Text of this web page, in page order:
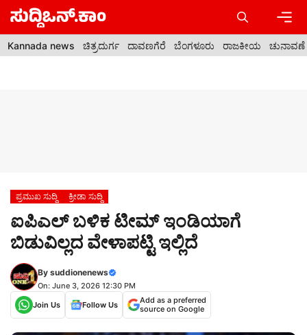
Skip
content
Kannada news ಚಿತ್ರದುರ್ಗ ದಾವಣಗೆರೆ ಬೆಂಗಳೂರು ರಾಜಕೀಯ ಚುನಾವಣೆ
ಪ್ರಮುಖ ಸುದ್ದಿ ಕ್ರೀಡಾ ಸುದ್ದಿ
ಐಪಿಎಲ್ ಬಳಿಕ ಟೀಮ್ ಇಂಡಿಯಾಗೆ
ಬಿಡುವಿಲ್ಲದ ವೇಳಾಪಟ್ಟಿ ಇಲ್ಲಿದೆ
By suddionenews
On: June 3, 2026 12:30 PM
Join Us
Follow Us
Add as a preferred
source on Google